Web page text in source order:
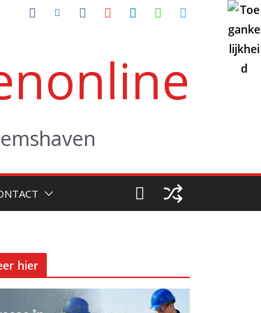
hier